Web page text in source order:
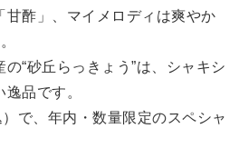
甘酢」、マイメロディは爽やか
“砂丘らっきょう”は、シャキシ
品です。
で、年内・数量限定のスペシャ